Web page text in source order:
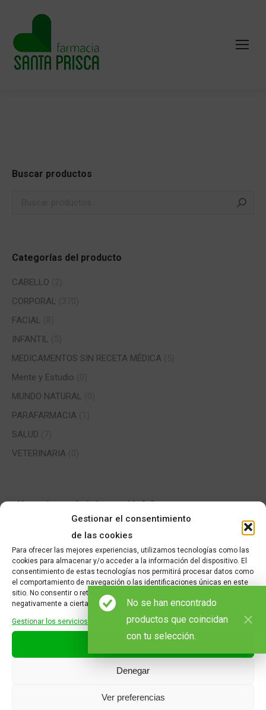
Gestionar el consentimiento
de las cookies
Para ofrecer las mejores experiencias, utilizamos tecnologías como las
cookies para almacenar y/o acceder a la información del dispositivo. El
consentimiento de estas tecnologías nos permitirá procesar datos como
el comportamiento de navegación o las identificaciones únicas en este
sitio. No consentir o retirar el consentimiento, puede afectar
negativamente a ciertas características y funciones.
Gestionar los servicios
Denegar
Ver preferencias
No se han encontrado
productos que coincidan
con tu selección.
Buscar productos
Categorías del producto
CABELLO
CORPORAL
FACIAL
INFANTIL
MEDICAMENTOS SIN RECETA MÉDICA
Mente y Estudio
MUNDO NATURAL
PARAFARMACIA
SALUD
VETERINARIA
¿Necesitas más información? Contacta con nosotros
E-mail *
Teléfono
Mensaje